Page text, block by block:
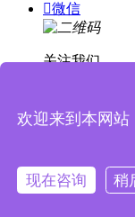
微信
关注我们

消息提示
欢迎来到本网站
现在咨询 稍